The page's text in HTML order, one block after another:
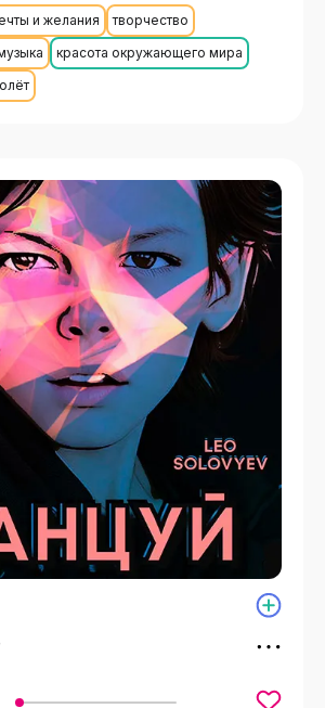
и желания
творчество
красота окружающего мира